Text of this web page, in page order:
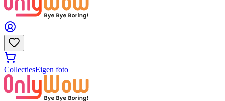
CollectiesEigen foto